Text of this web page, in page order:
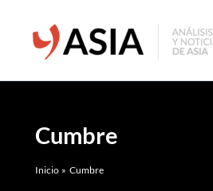
contenido
Cumbre
Inicio Cumbre